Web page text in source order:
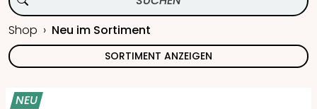
Shop Neu im Sortiment
SORTIMENT ANZEIGEN
NEU